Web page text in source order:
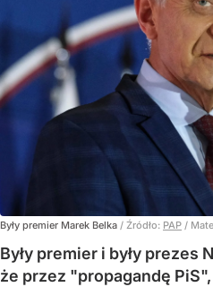
Były premier Marek Belka / Źródło: PAP /
Były premier i były prezes
że przez "propagandę